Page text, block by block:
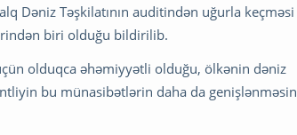
Dəniz Təşkilatının auditindən uğurla keçməsi
biri olduğu bildirilib.
olduqca əhəmiyyətli olduğu, ölkənin dəniz
bu münasibətlərin daha da